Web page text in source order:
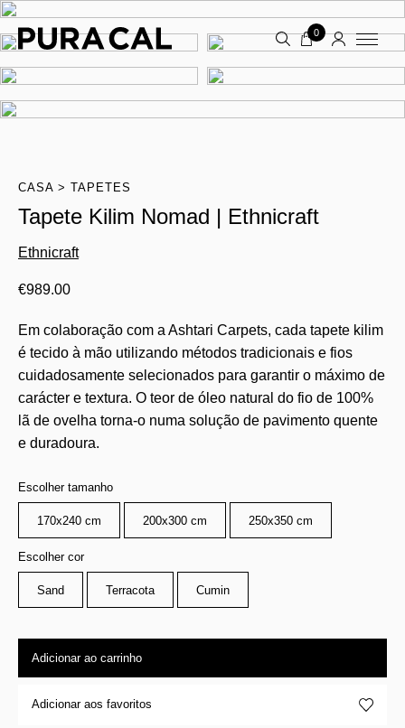
0
CASA TAPETES
Tapete Kilim Nomad | Ethnicraft
Ethnicraft
€989.00
Em colaboração com a Ashtari Carpets, cada tapete kilim
é tecido à mão utilizando métodos tradicionais e fios
cuidadosamente selecionados para garantir o máximo de
carácter e textura. O teor de óleo natural do fio de 100%
lã de ovelha torna-o numa solução de pavimento quente
e duradoura.
Escolher tamanho
170x240 cm 200x300 cm 250x350 cm
Escolher cor
Sand Terracota Cumin
Adicionar ao carrinho
Adicionar aos favoritos